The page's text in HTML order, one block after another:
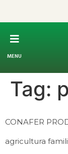
MENU
Tag:
CONAFER
agricultura